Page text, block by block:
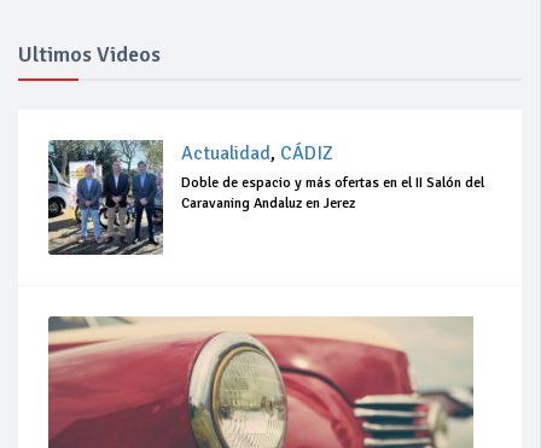
Ultimos Videos
Actualidad, CÁDIZ
Doble de espacio y más ofertas en el II Salón del
Caravaning Andaluz en Jerez